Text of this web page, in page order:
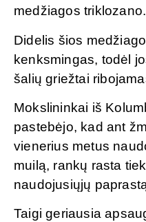
medžiagos triklozano.
Didelis šios
kenksmingas, todėl
šalių griežtai
Mokslininkai iš
pastebėjo, kad ant
vienerius metus
muilą, rankų rasta
naudojusiųjų
Taigi geriausia